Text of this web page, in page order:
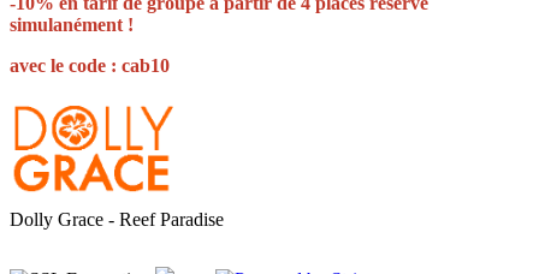
simulanément !
avec le code : cab10
Dolly Grace - Reef Paradise